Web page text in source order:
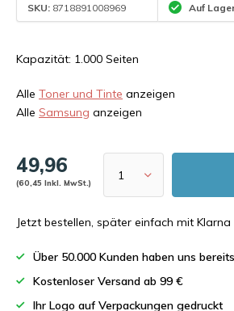
SKU: 8718891008969 Auf
Kapazität: 1.000 Seiten
Alle Toner und Tinte anzeigen
Alle Samsung anzeigen
49,96
(60,45 Inkl. MwSt.)
Jetzt bestellen, später einfach mit Klarna
Über 50.000 Kunden haben uns
Kostenloser Versand ab 99 €
Ihr Logo auf Verpackungen gedruckt